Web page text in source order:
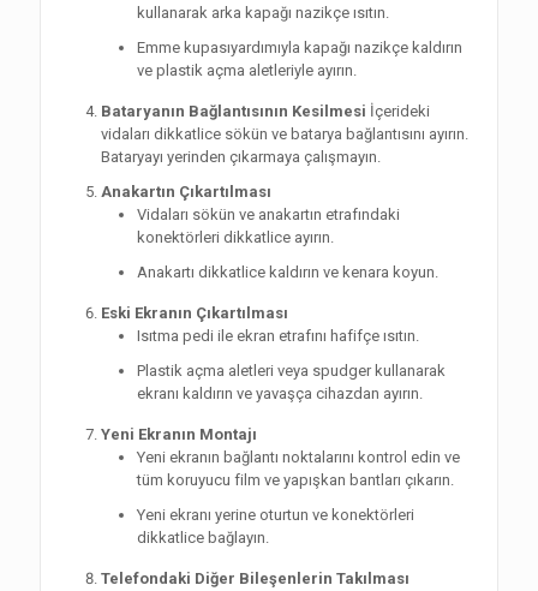
kullanarak arka kapağı nazikçe ısıtın.
Emme kupasıyardımıyla kapağı nazikçe kaldırın
ve plastik açma aletleriyle ayırın.
Bataryanın Bağlantısının Kesilmesi İçerideki
vidaları dikkatlice sökün ve batarya bağlantısını ayırın.
Bataryayı yerinden çıkarmaya çalışmayın.
Anakartın Çıkartılması
Vidaları sökün ve anakartın etrafındaki
konektörleri dikkatlice ayırın.
Anakartı dikkatlice kaldırın ve kenara koyun.
Eski Ekranın Çıkartılması
Isıtma pedi ile ekran etrafını hafifçe ısıtın.
Plastik açma aletleri veya spudger kullanarak
ekranı kaldırın ve yavaşça cihazdan ayırın.
Yeni Ekranın Montajı
Yeni ekranın bağlantı noktalarını kontrol edin ve
tüm koruyucu film ve yapışkan bantları çıkarın.
Yeni ekranı yerine oturtun ve konektörleri
dikkatlice bağlayın.
Telefondaki Diğer Bileşenlerin Takılması